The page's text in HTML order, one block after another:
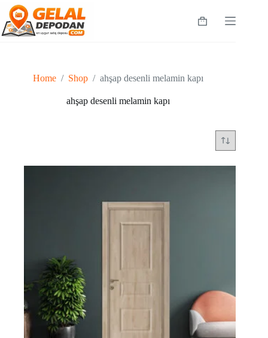
Skip
content
Shopping
Home / Shop / ahşap desenli melamin kapı
ahşap desenli melamin kapı